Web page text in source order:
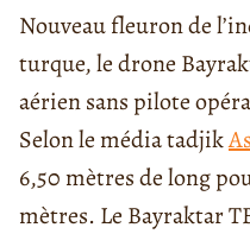
Nouveau fleuron de
turque, le drone
aérien sans pilote
Selon le média tadjik
6,50 mètres de long
mètres. Le Bayraktar